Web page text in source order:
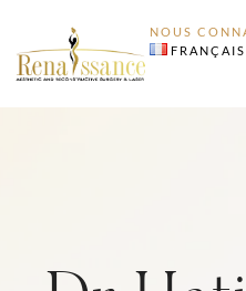
NOUS
FRANÇAIS